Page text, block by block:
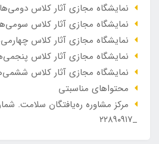
نمایشگاه مجازی آثار کلاس دومی‌ها
نمایشگاه مجازی آثار کلاس
نمایشگاه مجازی آثار کلاس
نمایشگاه مجازی آثار کلاس
نمایشگاه مجازی آثار کلاس
محتواهای مناسبتی
_۲۲۸۹۰۹۱۷